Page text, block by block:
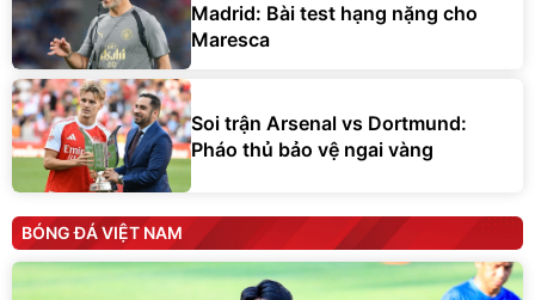
Madrid: Bài test hạng nặng cho
Maresca
Soi trận Arsenal vs Dortmund:
Pháo thủ bảo vệ ngai vàng
BÓNG ĐÁ VIỆT NAM